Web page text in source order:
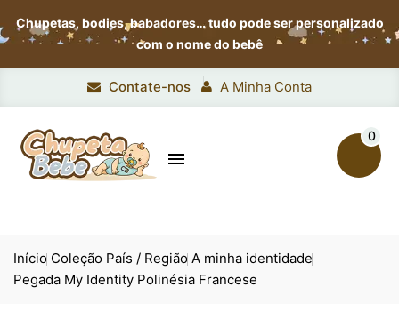
Chupetas, bodies, babadores…tudo pode ser personalizado
com o nome do bebê
Contate-nos A Minha Conta

0
Início Coleção País / Região A minha identidade
Pegada My Identity Polinésia Francese